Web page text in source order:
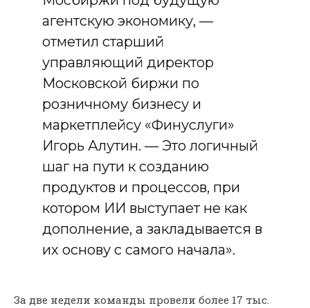
агентскую экономику, —
отметил старший
управляющий директор
Московской биржи по
розничному бизнесу и
маркетплейсу «Финуслуги»
Игорь Алутин. — Это логичный
шаг на пути к созданию
продуктов и процессов, при
котором ИИ выступает не как
дополнение, а закладывается в
их основу с самого начала».
За две недели команды провели более 17 тыс.